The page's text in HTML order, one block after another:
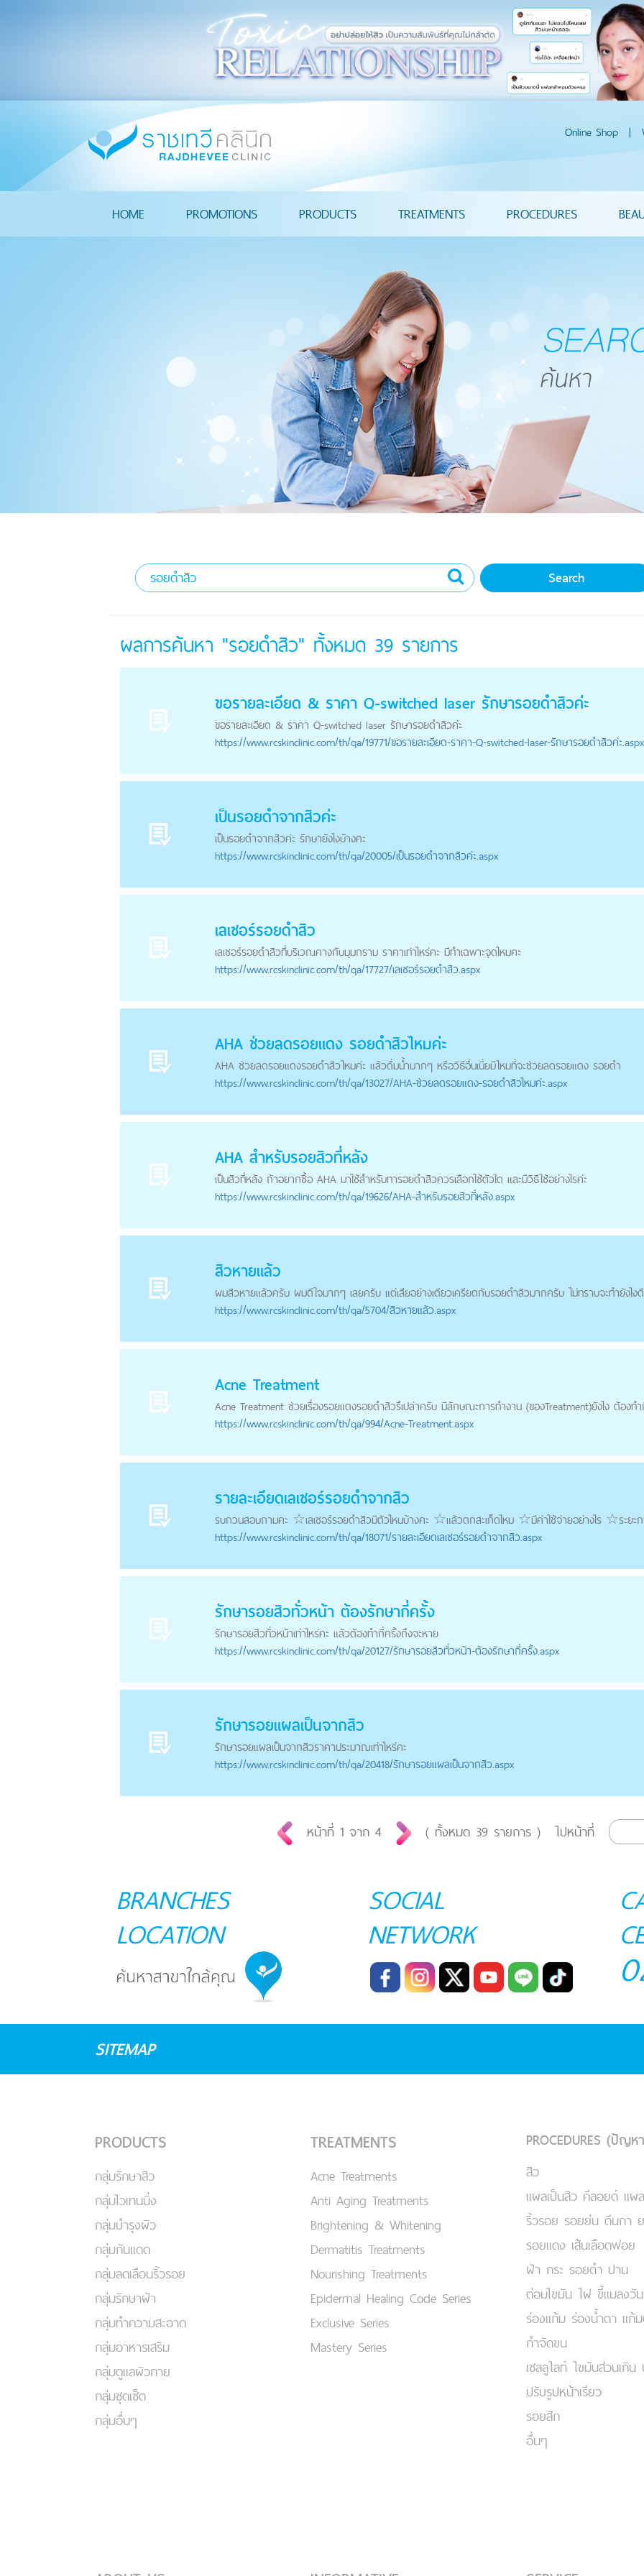
Online Shop |
HOME PROMOTIONS PRODUCTS TREATMENTS PROCEDURES
ผลการค้นหา "รอยดำสิว" ทั้งหมด 39 รายการ
ขอรายละเอียด & ราคา Q-switched laser รักษารอยดำสิวค่ะ
ขอรายละเอียด & ราคา Q-switched laser รักษารอยดำสิวค่ะ
https://www.rcskinclinic.com/th/qa/19771/ขอรายละเอียด-ราคา-Q-switched-laser-รักษารอยดำสิวค่ะ.aspx
เป็นรอยดำจากสิวค่ะ
เป็นรอยดำจากสิวค่ะ รักษายังไงบ้างคะ
https://www.rcskinclinic.com/th/qa/20005/เป็นรอยดำจากสิวค่ะ.aspx
เลเซอร์รอยดำสิว
เลเซอร์รอยดำสิวที่บริเวณคางกับมุมกราม ราคาเท่าไหร่คะ มีทำเฉพาะจุดไหมคะ
https://www.rcskinclinic.com/th/qa/17727/เลเซอร์รอยดำสิว.aspx
AHA ช่วยลดรอยแดง รอยดำสิวไหมค่ะ
AHA ช่วยลดรอยแดงรอยดำสิวไหมค่ะ แล้วดื่มน้ำมากๆ หรือวิธีอื่นเนี่ยมีไหมที่จะช่วยลดรอยแดง รอยดำ
https://www.rcskinclinic.com/th/qa/13027/AHA-ช่วยลดรอยแดง-รอยดำสิวไหมค่ะ.aspx
AHA สำหรับรอยสิวที่หลัง
เป็นสิวที่หลัง ถ้าอยากซื้อ AHA มาใช้สำหรับทารอยดำสิวควรเลือกใช้ตัวใด และมีวิธีใช้อย่างไรค่ะ
https://www.rcskinclinic.com/th/qa/19626/AHA-สำหรับรอยสิวที่หลัง.aspx
สิวหายแล้ว
ผมสิวหายแล้วครับ ผมดีใจมากๆ เลยครับ แต่เสียอย่างเดียวเครียดกับรอยดำสิวมากครับ ไม่ทราบจะทำยังไง
https://www.rcskinclinic.com/th/qa/5704/สิวหายแล้ว.aspx
Acne Treatment
Acne Treatment ช่วยเรื่องรอยแดงรอยดำสิวรึเปล่าครับ มีลักษณะการทำงาน (ของTreatment)ยังไง ต้องทำ
https://www.rcskinclinic.com/th/qa/994/Acne-Treatment.aspx
รายละเอียดเลเซอร์รอยดำจากสิว
รบกวนสอบถามคะ ☆เลเซอร์รอยดำสิวมีตัวไหนบ้างคะ ☆แล้วตกสะเก็ดไหม ☆มีค่าใช้จ่ายอย่างไร ☆ระยะก
https://www.rcskinclinic.com/th/qa/18071/รายละเอียดเลเซอร์รอยดำจากสิว.aspx
รักษารอยสิวทั่วหน้า ต้องรักษากี่ครั้ง
รักษารอยสิวทั่วหน้าเท่าไหร่คะ แล้วต้องทำกี่ครั้งถึงจะหาย
https://www.rcskinclinic.com/th/qa/20127/รักษารอยสิวทั่วหน้า-ต้องรักษากี่ครั้ง.aspx
รักษารอยแผลเป็นจากสิว
รักษารอยแผลเป็นจากสิวราคาประมาณเท่าไหร่คะ
https://www.rcskinclinic.com/th/qa/20418/รักษารอยแผลเป็นจากสิว.aspx
หน้าที่ 1 จาก 4 ( ทั้งหมด 39 รายการ ) ไปหน้าที่
BRANCHES
LOCATION
SOCIAL
NETWORK
SITEMAP
PRODUCTS
กลุ่มรักษาสิว
กลุ่มไวเทนนิ่ง
กลุ่มบำรุงผิว
กลุ่มกันแดด
กลุ่มลดเลือนริ้วรอย
กลุ่มรักษาฝ้า
กลุ่มทำความสะอาด
กลุ่มอาหารเสริม
กลุ่มดูแลผิวกาย
กลุ่มชุดเซ็ต
กลุ่มอื่นๆ
TREATMENTS
Acne Treatments
Anti Aging Treatments
Brightening & Whitening
Dermatitis Treatments
Nourishing Treatments
Epidermal Healing Code Series
Exclusive Series
Mastery Series
PROCEDURES (ปัญห
สิว
แผลเป็นสิว คีลอยด์ แผ
ริ้วรอย รอยย่น ตีนกา
รอยแดง เส้นเลือดฟอย
ฝ้า กระ รอยดำ ปาน
ต่อมไขมัน ไฝ ขี้แมลงวั
ร่องแก้ม ร่องน้ำตา แก้
กำจัดขน
เชลลูไลท์ ไขมันส่วนเกิน
ปรับรูปหน้าเรียว
รอยสัก
อื่นๆ